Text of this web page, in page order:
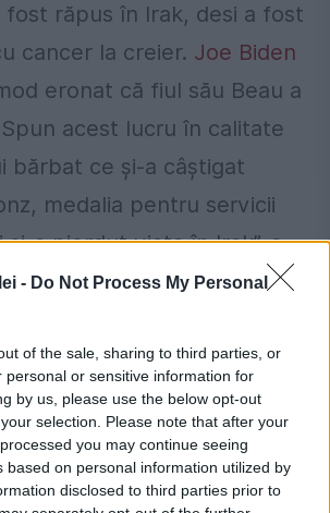
- Do Not Process My Personal
of the sale, sharing to third parties, or
personal or sensitive information for
by us, please use the below opt-out
selection. Please note that after your
you may continue seeing
based on personal information utilized by
disclosed to third parties prior to
fost răpus în Irak, desi a fost
cancer la creier. Joe Biden
eronat că fiul său Beau a
acest lucru în calitate
bărbat ce și-a câștigat
medalia pentru servicii
a pierdut viața în Irak”, a
de 46 de ani, din cauza unui
în anul 2015. În septembrie
Biden a căutat-o în
Jackie Walorski,